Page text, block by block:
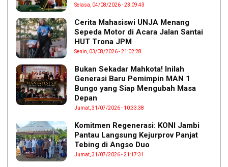
Selasa, 04/08/2026 - 23:09:43
Cerita Mahasiswi UNJA Menang
Sepeda Motor di Acara Jalan Santai
HUT Trona JPM
Senin, 03/08/2026 - 21:02:28
Bukan Sekadar Mahkota! Inilah
Generasi Baru Pemimpin MAN 1
Bungo yang Siap Mengubah Masa
Depan
Jumat, 31/07/2026 - 10:33:38
Komitmen Regenerasi: KONI Jambi
Pantau Langsung Kejurprov Panjat
Tebing di Angso Duo
Jumat, 31/07/2026 - 21:17:31